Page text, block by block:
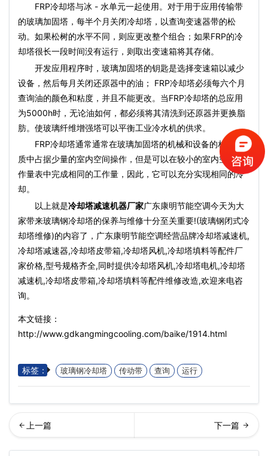
FRP冷却塔与冰 - 水单元一起使用。对于用于应用传输带
的玻璃加固塔，每半个月关闭冷却塔，以查询变速器带的松
动。如果松树的水平不同，则应更改整个组合；如果FRP的冷
却塔很长一段时间没有运行，则取出变速箱将其存储。
开发应用程序时，玻璃加固塔的钥匙是选择变速箱以减少
设备，然后每月关闭还原器中的油； FRP冷却塔必须每六个月
查询油的颜色和粘度，并且不能更改。当FRP冷却塔的总应用
为5000h时，无论油如何，都必须将其清洗到还原器并更换脂
肪。使玻璃纤维增​​强塔可以平衡工业冷水机的供求。
FRP冷却塔通常通常在玻璃加固塔的机械和设备的相对性
质中占据少量的室内空间操作，但是可以在较小的室内空间操
作量表中完成相同的工作量，因此，它可以充分实现相同的冷
却。
以上就是冷却塔减速机器厂家广东康明节能空调今天为大
家带来玻璃钢冷却塔的保养与维修十分至关重要!(玻璃钢闭式冷
却塔维修)的内容了，广东康明节能空调经营品牌冷却塔减速机,
冷却塔减速器,冷却塔皮带箱,冷却塔风机,冷却塔填料等配件厂
家价格,型号规格齐全,同时提供冷却塔风机,冷却塔电机,冷却塔
减速机,冷却塔皮带箱,冷却塔填料等配件维修改造,欢迎来电咨
询。
本文链接：
http://www.gdkangmingcooling.com/baike/1914.html
标签： 玻璃钢冷却塔 传动带 查询 运行
却塔厂家教你如何消除噪音 回列表